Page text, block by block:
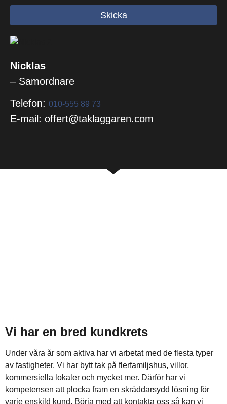
Skicka
Nicklas
– Samordnare
Telefon: 010-555 89 73
E-mail: offert@taklaggaren.com
Vi har en bred kundkrets
Under våra år som aktiva har vi arbetat med de flesta typer
av fastigheter. Vi har bytt tak på flerfamiljshus, villor,
kommersiella lokaler och mycket mer. Därför har vi
kompetensen att plocka fram en skräddarsydd lösning för
varje enskild kund. Börja med att kontakta oss så kan vi